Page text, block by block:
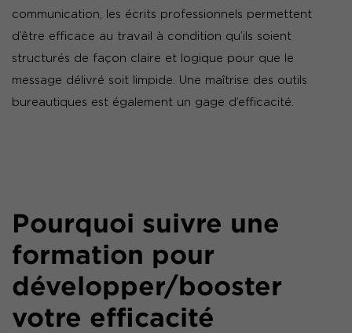
communication, les écrits professionnels permettent
d’être efficace au travail à condition qu’ils soient
structurés de façon claire et logique pour que le
message délivré soit limpide. Une maîtrise des outils
bureautiques est également un gage d’efficacité.
Pourquoi suivre une
formation pour
développer/booster
votre efficacité